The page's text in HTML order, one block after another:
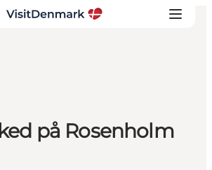
på Rosenholm